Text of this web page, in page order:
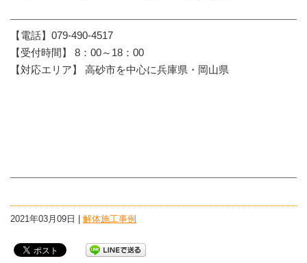
【電話】079-490-4517
【受付時間】 8：00～18：00
【対応エリア】 高砂市を中心に兵庫県・岡山県
2021年03月09日 | 解体施工事例